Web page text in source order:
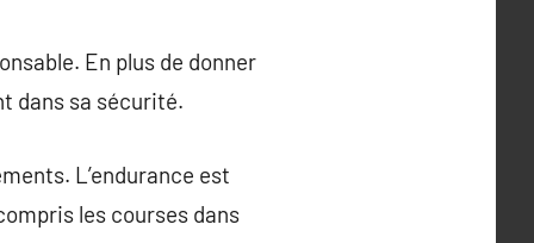
En plus de donner
dans sa sécurité.
L’endurance est
les courses dans